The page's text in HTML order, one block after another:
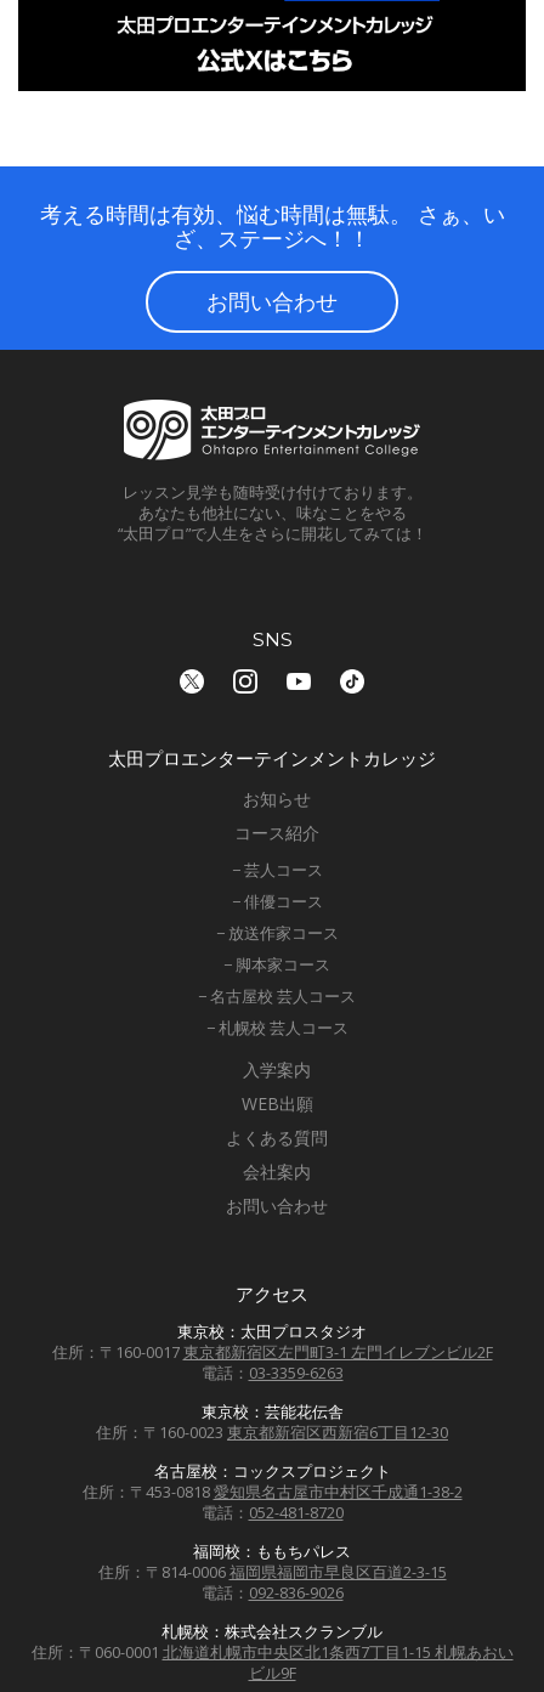
考える時間は有効、悩む時間は無駄。
さぁ、い
ざ、ステージへ！！
お問い合わせ
レッスン見学も随時受け付けております。
あなたも他社にない、味なことをやる
“太田プロ”で人生をさらに開花してみては！
SNS
太田プロエンターテインメントカレッジ
お知らせ
コース紹介
− 芸人コース
− 俳優コース
− 放送作家コース
− 脚本家コース
− 名古屋校 芸人コース
− 札幌校 芸人コース
入学案内
WEB出願
よくある質問
会社案内
お問い合わせ
アクセス
東京校：太田プロスタジオ
住所：〒160-0017東京都新宿区左門町3-1 左門イレブンビル2F
電話： 03-3359-6263
東京校：芸能花伝舎
住所：〒160-0023 東京都新宿区西新宿6丁目12-30
名古屋校：コックスプロジェクト
住所：〒453-0818愛知県名古屋市中村区千成通1-38-2
電話： 052-481-8720
福岡校：ももちパレス
住所：〒814-0006福岡県福岡市早良区百道2-3-15
電話： 092-836-9026
札幌校：株式会社スクランブル
住所：〒060-0001 北海道札幌市中央区北1条西7丁目1-15 札幌あおい
ビル9F